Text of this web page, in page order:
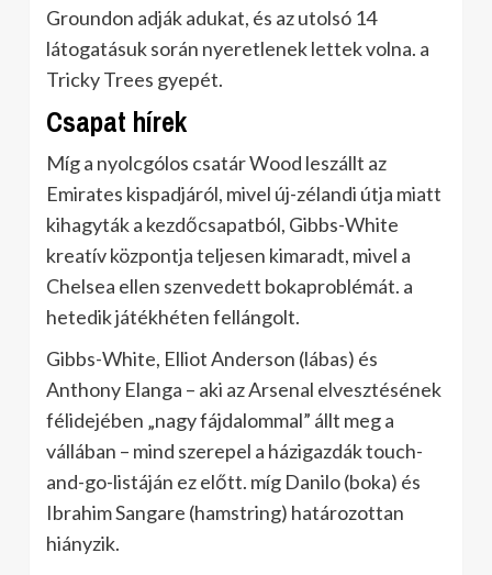
Groundon adják adukat, és az utolsó 14
látogatásuk során nyeretlenek lettek volna. a
Tricky Trees gyepét.
Csapat hírek
Míg a nyolcgólos csatár Wood leszállt az
Emirates kispadjáról, mivel új-zélandi útja miatt
kihagyták a kezdőcsapatból, Gibbs-White
kreatív központja teljesen kimaradt, mivel a
Chelsea ellen szenvedett bokaproblémát. a
hetedik játékhéten fellángolt.
Gibbs-White, Elliot Anderson (lábas) és
Anthony Elanga – aki az Arsenal elvesztésének
félidejében „nagy fájdalommal” állt meg a
vállában – mind szerepel a házigazdák touch-
and-go-listáján ez előtt. míg Danilo (boka) és
Ibrahim Sangare (hamstring) határozottan
hiányzik.